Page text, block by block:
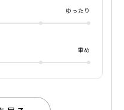
ゆったり
重め